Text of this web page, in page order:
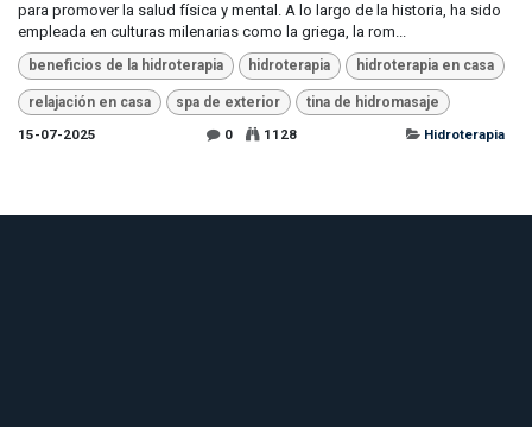
para promover la salud física y mental. A lo largo de la historia, ha sido
empleada en culturas milenarias como la griega, la rom...
beneficios de la hidroterapia hidroterapia hidroterapia en casa
relajación en casa spa de exterior
tina de hidromasaje
15-07-2025
0 1128 Hidroterapia